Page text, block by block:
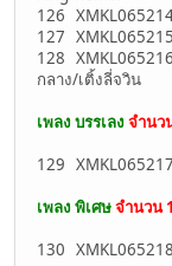
126
127
128
กลาง/เติ้งลี่จวิน
เพลง บรรเลง จำนว
129 XMKL065217
เพลง พิเศษจำนวน
130